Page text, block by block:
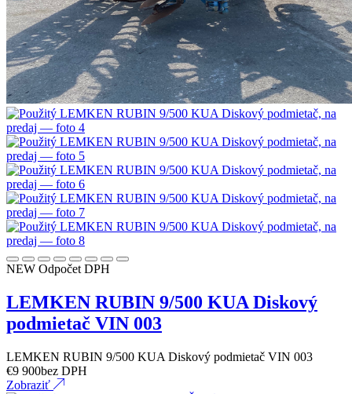
NEW Odpočet DPH
LEMKEN RUBIN 9/500 KUA Diskový
podmietač VIN 003
LEMKEN RUBIN 9/500 KUA Diskový podmietač VIN 003
€9 900bez DPH
Zobraziť